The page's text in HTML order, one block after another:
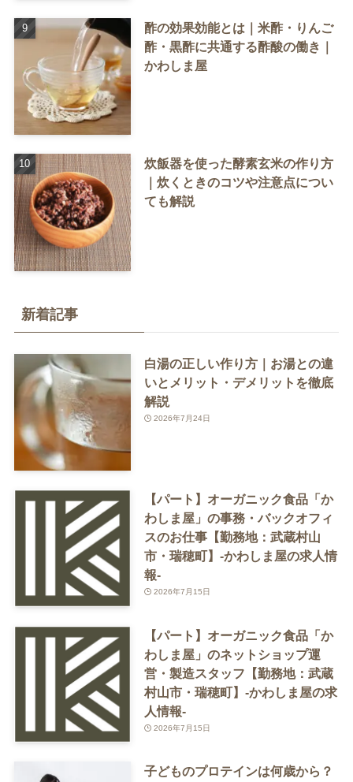
酢の効果効能とは｜米酢・りんご
酢・黒酢に共通する酢酸の働き｜
かわしま屋
炊飯器を使った酵素玄米の作り方
｜炊くときのコツや注意点につい
ても解説
新着記事
白湯の正しい作り方｜お湯との違
いとメリット・デメリットを徹底
解説
2026年7月24日
【パート】オーガニック食品「か
わしま屋」の事務・バックオフィ
スのお仕事【勤務地：武蔵村山
市・瑞穂町】-かわしま屋の求人情
報-
2026年7月15日
【パート】オーガニック食品「か
わしま屋」のネットショップ運
営・製造スタッフ【勤務地：武蔵
村山市・瑞穂町】-かわしま屋の求
人情報-
2026年7月15日
子どものプロテインは何歳から？